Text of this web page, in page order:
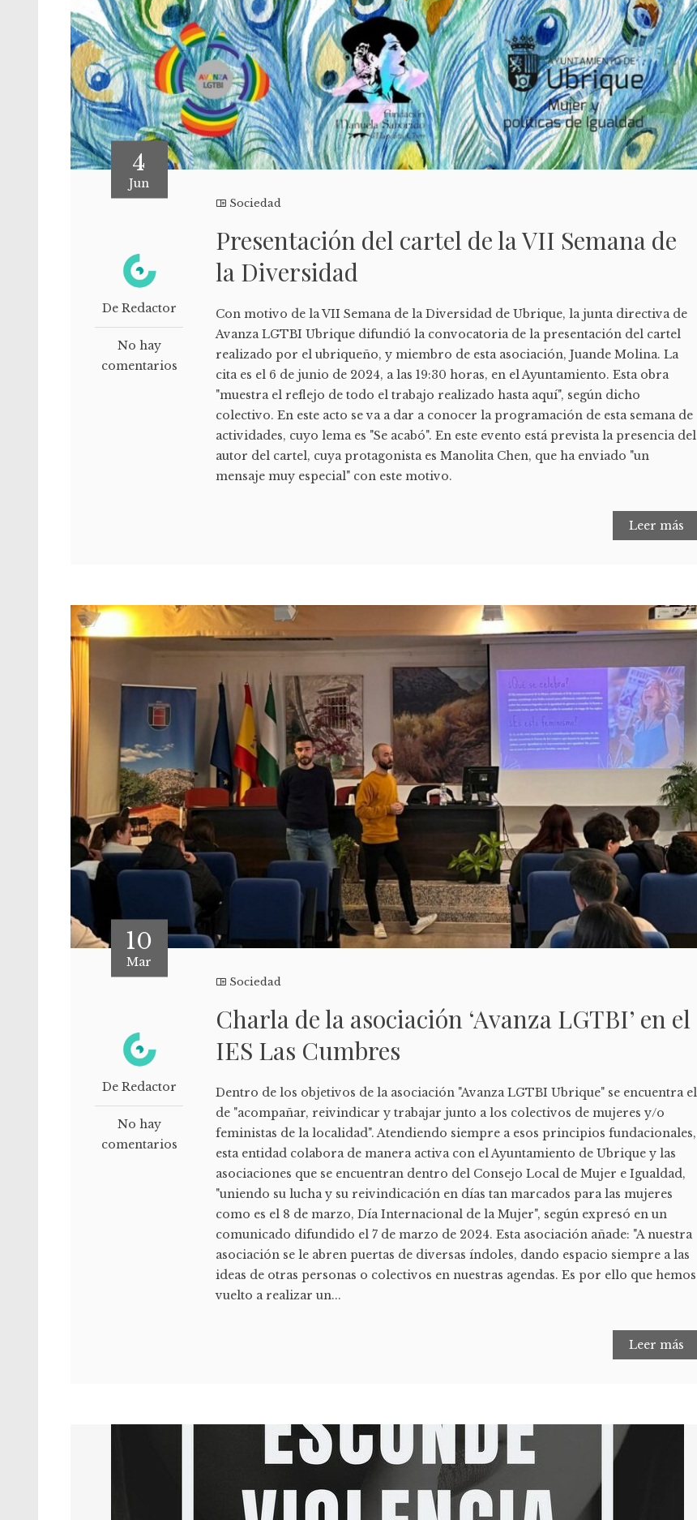
4
Jun
De Redactor
No hay
comentarios
Sociedad
Presentación del cartel de la VII Semana de
la Diversidad
Con motivo de la VII Semana de la Diversidad de Ubrique, la junta directiva de
Avanza LGTBI Ubrique difundió la convocatoria de la presentación del cartel
realizado por el ubriqueño, y miembro de esta asociación, Juande Molina. La
cita es el 6 de junio de 2024, a las 19:30 horas, en el Ayuntamiento. Esta obra
"muestra el reflejo de todo el trabajo realizado hasta aquí", según dicho
colectivo. En este acto se va a dar a conocer la programación de esta semana de
actividades, cuyo lema es "Se acabó". En este evento está prevista la presencia del
autor del cartel, cuya protagonista es Manolita Chen, que ha enviado "un
mensaje muy especial" con este motivo.
Leer más
10
Mar
De Redactor
No hay
comentarios
Sociedad
Charla de la asociación ‘Avanza LGTBI’ en el
IES Las Cumbres
Dentro de los objetivos de la asociación "Avanza LGTBI Ubrique" se encuentra el
de "acompañar, reivindicar y trabajar junto a los colectivos de mujeres y/o
feministas de la localidad". Atendiendo siempre a esos principios fundacionales,
esta entidad colabora de manera activa con el Ayuntamiento de Ubrique y las
asociaciones que se encuentran dentro del Consejo Local de Mujer e Igualdad,
"uniendo su lucha y su reivindicación en días tan marcados para las mujeres
como es el 8 de marzo, Día Internacional de la Mujer", según expresó en un
comunicado difundido el 7 de marzo de 2024. Esta asociación añade: "A nuestra
asociación se le abren puertas de diversas índoles, dando espacio siempre a las
ideas de otras personas o colectivos en nuestras agendas. Es por ello que hemos
vuelto a realizar un...
Leer más